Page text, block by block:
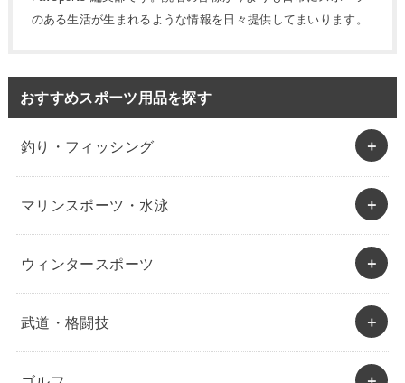
のある生活が生まれるような情報を日々提供してまいります。
おすすめスポーツ用品を探す
釣り・フィッシング
マリンスポーツ・水泳
ウィンタースポーツ
武道・格闘技